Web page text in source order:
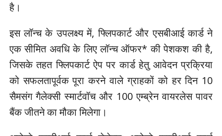
है।
इस लॉन्च के उपलक्ष्य में, फ्लिपकार्ट और एसबीआई कार्ड ने
एक सीमित अवधि के लिए लॉन्च ऑफर* की पेशकश की है,
जिसके तहत फ्लिपकार्ट ऐप पर कार्ड हेतु आवेदन प्रक्रिया
को सफलतापूर्वक पूरा करने वाले ग्राहकों को हर दिन 10
सैमसंग गैलेक्सी स्मार्टवॉच और 100 एम्ब्रेन वायरलेस पावर
बैंक जीतने का मौका मिलेगा।